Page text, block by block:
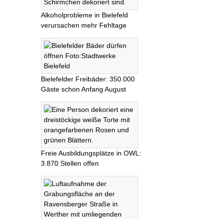
Alkoholprobleme in Bielefeld
verursachen mehr Fehltage
Bielefelder Freibäder: 350.000
Gäste schon Anfang August
Freie Ausbildungsplätze in OWL:
3.870 Stellen offen